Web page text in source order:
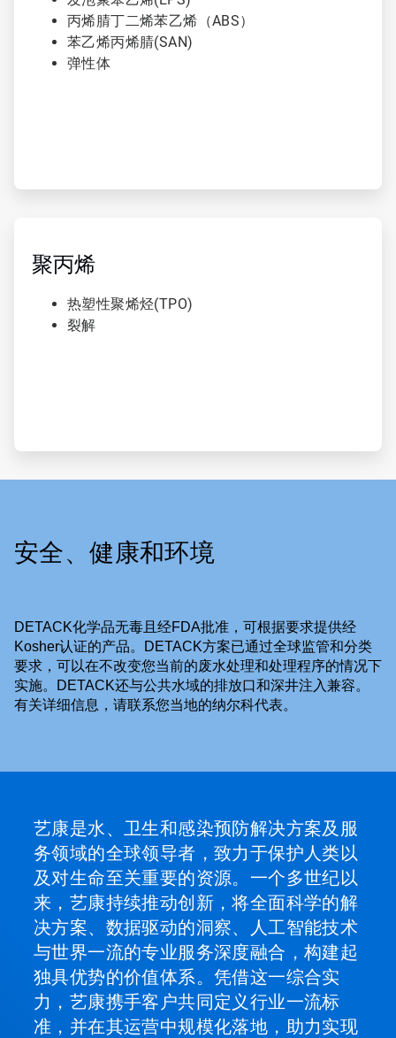
丙烯腈丁二烯苯乙烯（ABS）
苯乙烯丙烯腈(SAN)
弹性体
聚丙烯
热塑性聚烯烃(TPO)
裂解
安全、健康和环境
DETACK化学品无毒且经FDA批准，可根据要求提供经
Kosher认证的产品。DETACK方案已通过全球监管和分类
要求，可以在不改变您当前的废水处理和处理程序的情况下
实施。DETACK还与公共水域的排放口和深井注入兼容。
有关详细信息，请联系您当地的纳尔科代表。
艺康是水、卫生和感染预防解决方案及服
务领域的全球领导者，致力于保护人类以
及对生命至关重要的资源。一个多世纪以
来，艺康持续推动创新，将全面科学的解
决方案、数据驱动的洞察、人工智能技术
与世界一流的专业服务深度融合，构建起
独具优势的价值体系。凭借这一综合实
力，艺康携手客户共同定义行业一流标
准，并在其运营中规模化落地，助力实现